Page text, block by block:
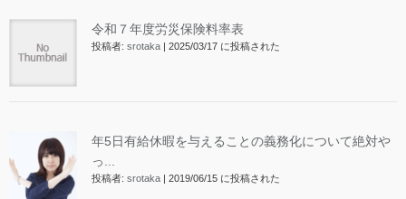
令和７年度労災保険料率表
投稿者: srotaka | 2025/03/17 に投稿された
年5日有給休暇を与えることの義務化について絶対や
っ...
投稿者: srotaka | 2019/06/15 に投稿された